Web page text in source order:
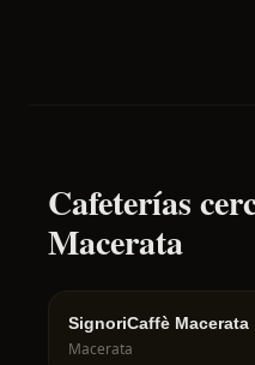
Cafeterías
Macerata
SignoriCaffè Macerata
Macerata